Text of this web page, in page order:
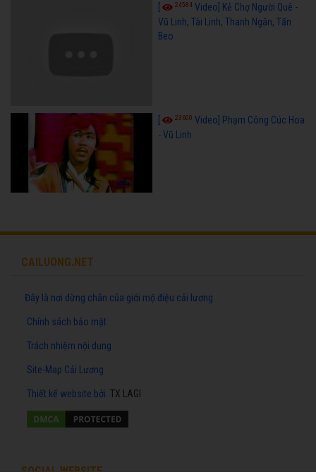
24584 Video] Kẻ Chợ Người Quê -
Vũ Linh, Tài Linh, Thanh Ngân, Tấn
Beo
23600 Video] Phạm Công Cúc Hoa
- Vũ Linh
CAILUONG.NET
Đây là nơi dừng chân của giới mộ điệu cải lương
Chính sách bảo mật
Trách nhiệm nội dung
Site-Map Cải Lương
Thiết kế website bởi: TX LAGI